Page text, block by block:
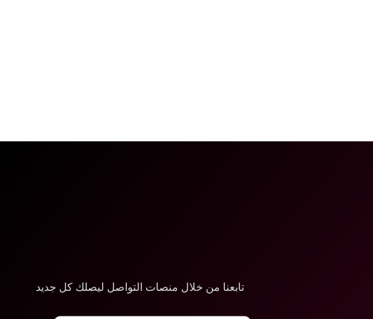
تابعنا من خلال منصات التواصل ليصلك كل جديد